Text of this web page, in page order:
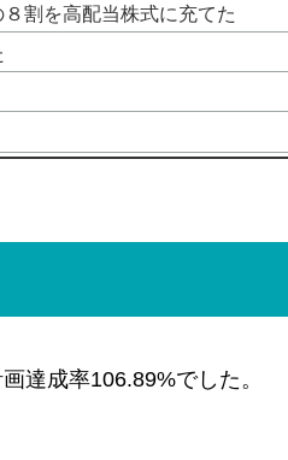
割を高配当株式に充てた
成率106.89%でした。